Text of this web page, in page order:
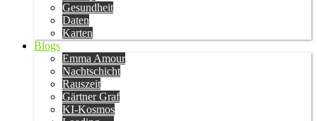
Gesundheit
Daten
Karten
Blogs
Emma Amour
Nachtschicht
Rauszeit
Gärtner Graf
KI-Kosmos